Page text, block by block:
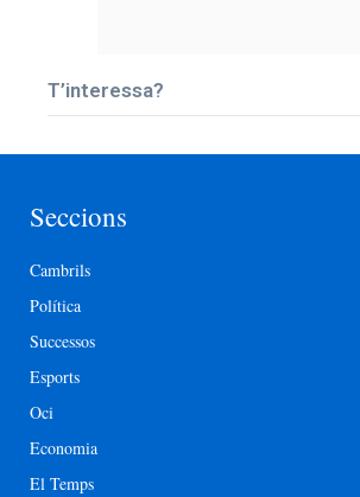
T’interessa?
Seccions
Cambrils
Política
Successos
Esports
Oci
Economia
El Temps